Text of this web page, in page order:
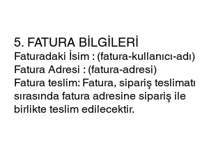
5. FATURA BİLGİLERİ
Faturadaki İsim : (fatura-kullanıcı-adı)
Fatura Adresi : (fatura-adresi)
Fatura teslim: Fatura, sipariş teslimatı
sırasında fatura adresine sipariş ile
birlikte teslim edilecektir.